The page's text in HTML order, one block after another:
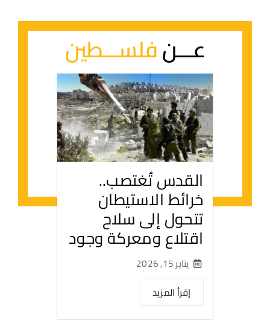
عـــنفلســـطين
القدس تُغتصب..
خرائط الاستيطان
تتحول إلى سلاح
اقتلاع ومعركة وجود
يناير 15, 2026
إقرأ المزيد